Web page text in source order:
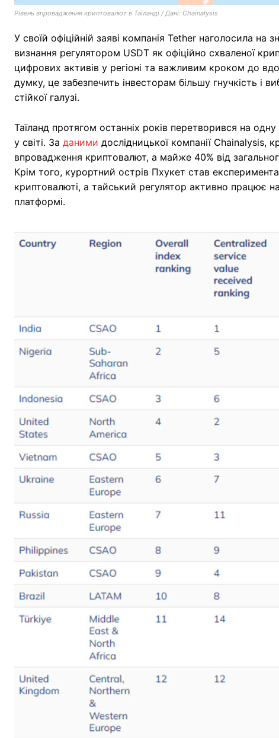
Рівень впровадження криптовалют в Таїланді / Дані: Chainalysis
У своїй офіційній заяві компанія Tether наголосила
визнання регулятором USDT як офіційно схваленої
цифрових активів у регіоні та важливим кроком до
думку, це забезпечить інвесторам більшу гнучкість і
стійкої галузі.
Таїланд протягом останніх років перетворився на
у світі. За даними дослідницької компанії Chainalysis,
впровадження криптовалют, а майже 40% від
Крім того, курортний острів Пхукет став
криптовалюті, а тайський регулятор активно працює
платформі.